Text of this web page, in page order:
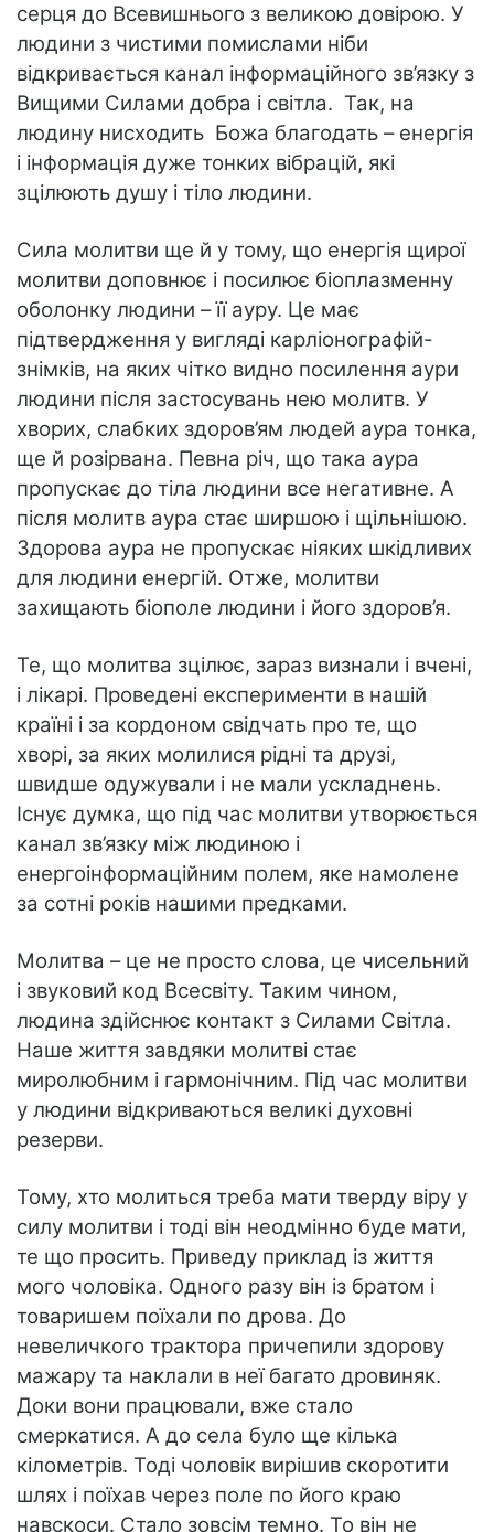
серця до Всевишнього з великою довірою. У
людини з чистими помислами ніби
відкривається канал інформаційного зв’язку з
Вищими Силами добра і світла. Так, на
людину нисходить Божа благодать – енергія
і інформація дуже тонких вібрацій, які
зцілюють душу і тіло людини.
Сила молитви ще й у тому, що енергія щирої
молитви доповнює і посилює біоплазменну
оболонку людини – її ауру. Це має
підтвердження у вигляді карліонографій-
знімків, на яких чітко видно посилення аури
людини після застосувань нею молитв. У
хворих, слабких здоров’ям людей аура тонка,
ще й розірвана. Певна річ, що така аура
пропускає до тіла людини все негативне. А
після молитв аура стає ширшою і щільнішою.
Здорова аура не пропускає ніяких шкідливих
для людини енергій. Отже, молитви
захищають біополе людини і його здоров’я.
Те, що молитва зцілює, зараз визнали і вчені,
і лікарі. Проведені експерименти в нашій
країні і за кордоном свідчать про те, що
хворі, за яких молилися рідні та друзі,
швидше одужували і не мали ускладнень.
Існує думка, що під час молитви утворюється
канал зв’язку між людиною і
енергоінформаційним полем, яке намолене
за сотні років нашими предками.
Молитва – це не просто слова, це чисельний
і звуковий код Всесвіту. Таким чином,
людина здійснює контакт з Силами Світла.
Наше життя завдяки молитві стає
миролюбним і гармонічним. Під час молитви
у людини відкриваються великі духовні
резерви.
Тому, хто молиться треба мати тверду віру у
силу молитви і тоді він неодмінно буде мати,
те що просить. Приведу приклад із життя
мого чоловіка. Одного разу він із братом і
товаришем поїхали по дрова. До
невеличкого трактора причепили здорову
мажару та наклали в неї багато дровиняк.
Доки вони працювали, вже стало
смеркатися. А до села було ще кілька
кілометрів. Тоді чоловік вирішив скоротити
шлях і поїхав через поле по його краю
навскоси. Стало зовсім темно. То він не